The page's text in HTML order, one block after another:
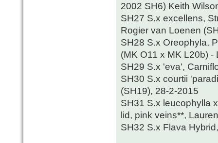
2002 SH6) Keith
SH27 S.x excellens,
Rogier van Loenen
SH28 S.x Oreophyla,
(MK O11 x MK L20b)
SH29 S.x 'eva',
SH30 S.x courtii
(SH19), 28-2-2015
SH31 S.x leucophylla
lid, pink veins**,
SH32 S.x Flava